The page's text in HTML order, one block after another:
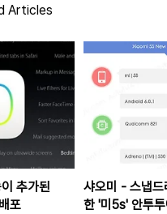
Articles
추가된
포
샤오미 - 스냅
한 '미5s' 안투